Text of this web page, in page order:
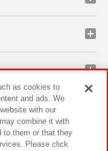
as cookies to
and ads. We
with our
combine it with
to them or that they
Please click